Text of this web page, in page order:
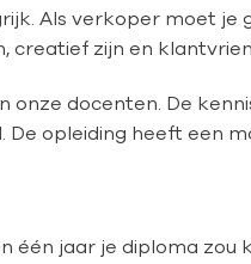
Als verkoper moet je
creatief zijn en
onze docenten. De
De opleiding heeft een
één jaar je diploma zou